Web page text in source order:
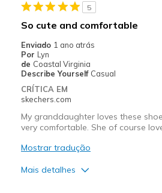
5
So cute and comfortable
Enviado 1 ano atrás
Por Lyn
de Coastal Virginia
Describe Yourself Casual
CRÍTICA EM
skechers.com
My granddaughter loves these
very comfortable. She of course
Mostrar tradução
Mais detalhes